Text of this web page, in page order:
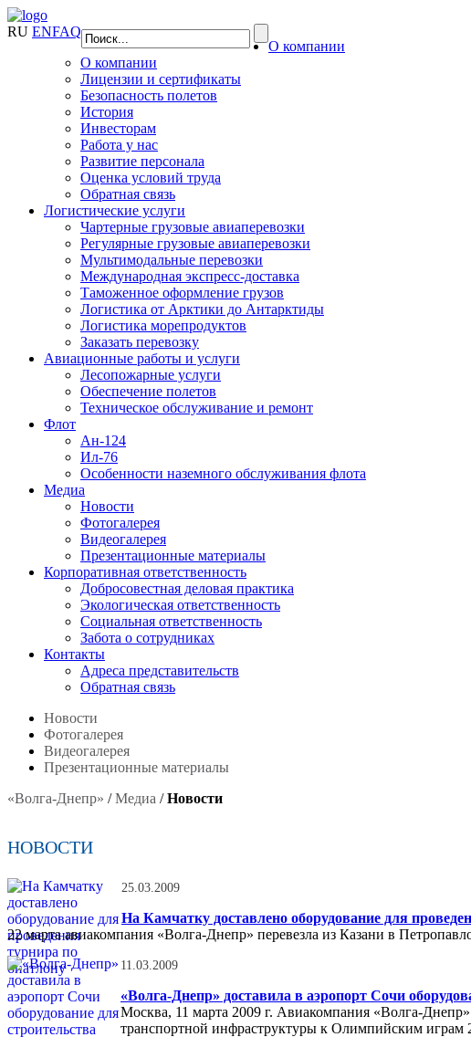
RU ENFAQ
О компании
О компании
Лицензии и сертификаты
Безопасность полетов
История
Инвесторам
Работа у нас
Развитие персонала
Оценка условий труда
Обратная связь
Логистические услуги
Чартерные грузовые авиаперевозки
Регулярные грузовые авиаперевозки
Мультимодальные перевозки
Международная экспресс-доставка
Таможенное оформление грузов
Логистика от Арктики до Антарктиды
Логистика морепродуктов
Заказать перевозку
Авиационные работы и услуги
Лесопожарные услуги
Обеспечение полетов
Техническое обслуживание и ремонт
Флот
Ан-124
Ил-76
Особенности наземного обслуживания флота
Медиа
Новости
Фотогалерея
Видеогалерея
Презентационные материалы
Корпоративная ответственность
Добросовестная деловая практика
Экологическая ответственность
Социальная ответственность
Забота о сотрудниках
Контакты
Адреса представительств
Обратная связь
Новости
Фотогалерея
Видеогалерея
Презентационные материалы
«Волга-Днепр» /Медиа /Новости
НОВОСТИ
25.03.2009
На Камчатку доставлено оборудование для
22 марта авиакомпания «Волга-Днепр» перевезла из Казани в
11.03.2009
«Волга-Днепр» доставила в аэропорт Сочи
Москва, 11 марта 2009 г. Авиакомпания «Волга-
транспортной инфраструктуры к Олимпийским играм